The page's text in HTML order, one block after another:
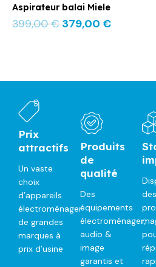
Aspirateur balai Miele
399,00€ 379,00 €
Prix
attractifs
Un vaste
choix
d’appareils
électroménager
de grandes
marques à
prix d’usine
Produits
de
qualité
Des
équipements
électroménager,
audio &
image
garantis et
des